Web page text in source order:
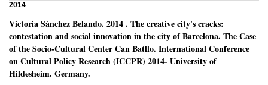
2014
Victoria Sánchez Belando. 2014. The creative city's cracks:
contestation and social innovation in the city of Barcelona. The Case
of the Socio-Cultural Center Can Batllo. International Conference
on Cultural Policy Research (ICCPR) 2014- University of
Hildesheim. Germany.